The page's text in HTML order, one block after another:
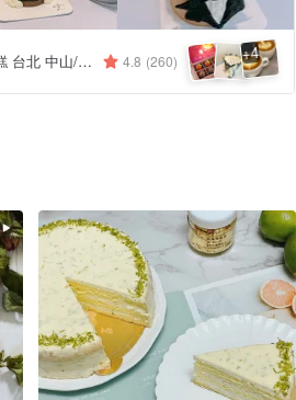
鑠咖啡/甜點專賣店 生日蛋糕 台北 中山/松山 咖啡課程教學 客製化蛋糕 4.8 (260) +4